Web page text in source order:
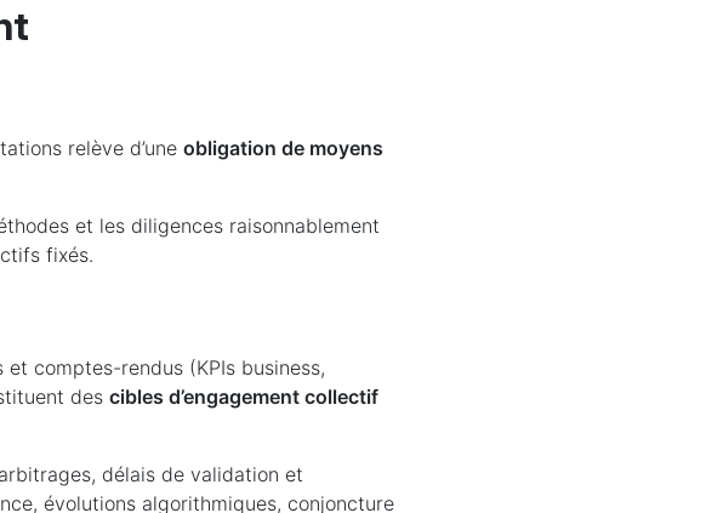
relève d’une obligation de moyens
et les diligences raisonnablement
fixés.
comptes-rendus (KPIs business,
des cibles d’engagement collectif
délais de validation et
évolutions algorithmiques, conjoncture